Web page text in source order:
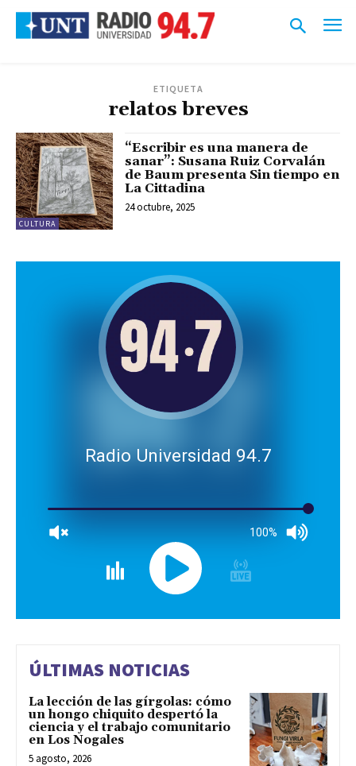
ETIQUETA
relatos breves
CULTURA
“Escribir es una manera de
sanar”: Susana Ruiz Corvalán
de Baum presenta Sin tiempo en
La Cittadina
24 octubre, 2025
Radio Universidad 94.7
100%
ÚLTIMAS NOTICIAS
La lección de las gírgolas: cómo
un hongo chiquito despertó la
ciencia y el trabajo comunitario
en Los Nogales
5 agosto, 2026